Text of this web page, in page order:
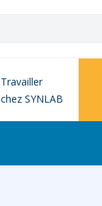
Travailler
chez SYNLAB